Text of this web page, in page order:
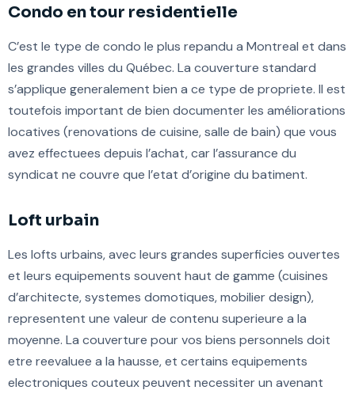
Condo en tour residentielle
C’est le type de condo le plus repandu a Montreal et dans
les grandes villes du Québec. La couverture standard
s’applique generalement bien a ce type de propriete. Il est
toutefois important de bien documenter les améliorations
locatives (renovations de cuisine, salle de bain) que vous
avez effectuees depuis l’achat, car l’assurance du
syndicat ne couvre que l’etat d’origine du batiment.
Loft urbain
Les lofts urbains, avec leurs grandes superficies ouvertes
et leurs equipements souvent haut de gamme (cuisines
d’architecte, systemes domotiques, mobilier design),
representent une valeur de contenu superieure a la
moyenne. La couverture pour vos biens personnels doit
etre reevaluee a la hausse, et certains equipements
electroniques couteux peuvent necessiter un avenant